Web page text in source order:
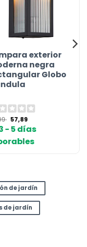
exterior
negra
Globo
El
precio
original
era:
99,99 €.
57,89
actual
57,89 €.
- 5 días
de jardín
de jardín